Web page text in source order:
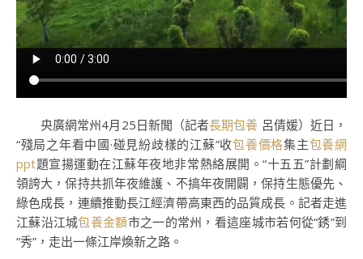
央廣網常州4月25日新聞（記者長期包養 呂倩媛）近日，
“殘局之年看中國·碰見紛歧樣的江蘇”收包養價格集主包養網
ppt題宣揚運動在江蘇年夜地非常熱絡展開。“十五五”計劃綱
領誇大，保持共抓年夜維護、不搞年夜開闢，保持生態優先、
綠色成長，連續推動長江經濟帶高東西的品質成長。記者走進
江蘇沿江城包養金額市之一的常州，看這座城市若何從“銹”到
“秀”，走出一條江岸煥新之路。